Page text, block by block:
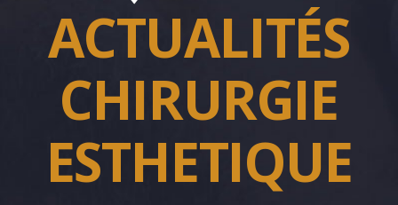
ACTUALITÉS
CHIRURGIE
ESTHETIQUE